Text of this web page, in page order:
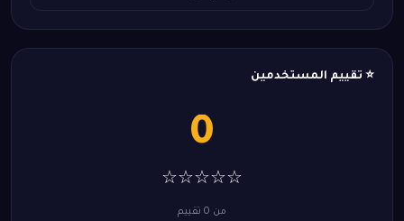
⭐ تقييم المستخدمين
0
☆☆☆☆☆
من 0 تقييم